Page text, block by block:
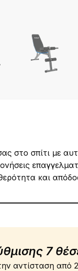
στο σπίτι με
και
7
αντίσταση από